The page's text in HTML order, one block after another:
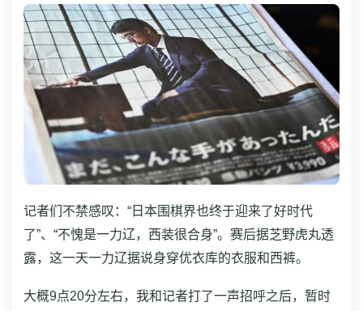
记者们不禁感叹：“日本围棋界也终于迎来了好时代
了”、“不愧是一力辽，西装很合身”。赛后据芝野虎丸透
露，这一天一力辽据说身穿优衣库的衣服和西裤。
大概9点20分左右，我和记者打了一声招呼之后，暂时